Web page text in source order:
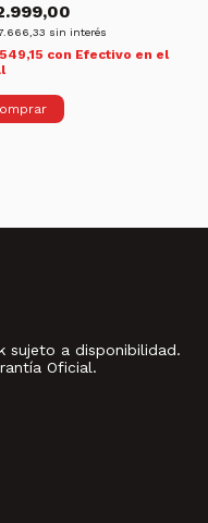
sin interés
con Efectivo en el
sujeto a disponibilidad.
Oficial.